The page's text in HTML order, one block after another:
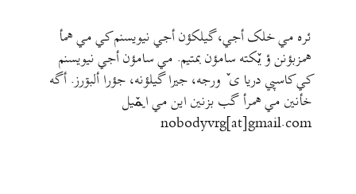
ئره مي خلک أجي، گيلکؤن أجي نيويسنم کي مي همأ
همزبؤنن ؤ يٚکته سامؤن بمتيم. مي سامؤن أجي نيويسنم
کي کاسپي دريا ی ٚ ورجه، جيرا گيلؤنه، جؤرا ألبۊرز. أگه
خأنين مي همرأ گب بزنين اين مي ايمٚیل‌ ‌
nobodyvrg[at]gmail.com